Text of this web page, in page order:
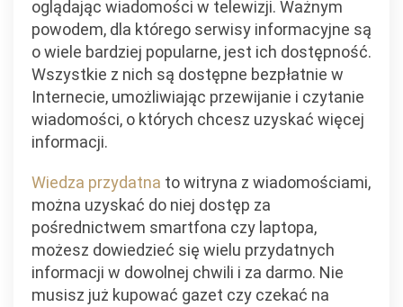
oglądając wiadomości w telewizji. Ważnym
powodem, dla którego serwisy informacyjne są
o wiele bardziej popularne, jest ich dostępność.
Wszystkie z nich są dostępne bezpłatnie w
Internecie, umożliwiając przewijanie i czytanie
wiadomości, o których chcesz uzyskać więcej
informacji.
Wiedza przydatna to witryna z wiadomościami,
można uzyskać do niej dostęp za
pośrednictwem smartfona czy laptopa,
możesz dowiedzieć się wielu przydatnych
informacji w dowolnej chwili i za darmo. Nie
musisz już kupować gazet czy czekać na